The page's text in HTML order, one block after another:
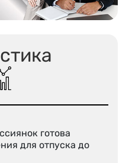
готова
для отпуска до